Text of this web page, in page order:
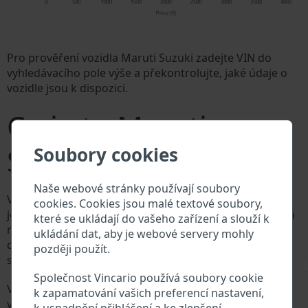
Soubory cookies
Naše webové stránky používají soubory
cookies. Cookies jsou malé textové soubory,
které se ukládají do vašeho zařízení a slouží k
ukládání dat, aby je webové servery mohly
později použít.
Společnost Vincario používá soubory cookie
k zapamatování vašich preferencí nastavení,
Pro prověření vozidla Maruti Suzuki zadejte VIN do
vyhledávacího pole výše a překontrolujte, jaké údaje o
vozidle jsou k dispozici.
Co je to Maruti
Suzuki VIN?
Výrobce vozů Maruti Suzuki přiděluje každému vozidlu
jedinečné identifikační číslo zvané Vehicle Identification
number (VIN). VIN se skládá ze znaků a čísel o celkové
délce 17 znaků, do kterých ze zakódovaná základní
specifikaci vozidla.
Všechny databáze v automobilovém průmyslu
vyhledávají prostřednictvím VIN: